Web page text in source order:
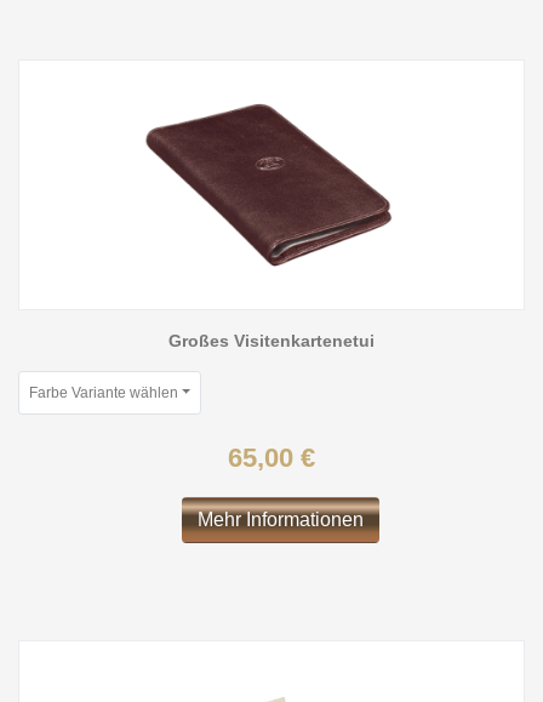
Großes Visitenkartenetui
Farbe Variante wählen
65,00 €
Mehr Informationen